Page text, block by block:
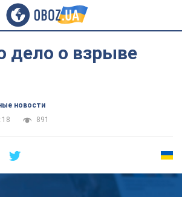
дело о взрыве
новости
891